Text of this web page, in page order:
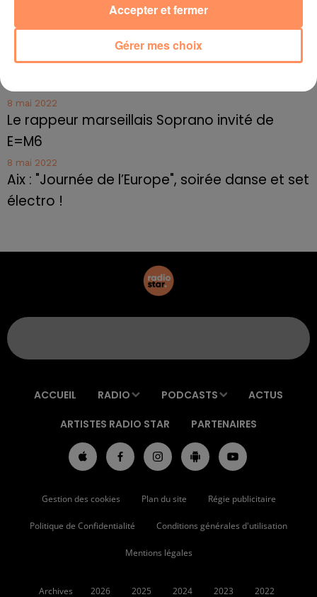
Cassis organise sa traditionnelle "Fête du vin"
Marseille : appel à témoins pour retrouver
8 mai 2022
Le rappeur marseillais Soprano invité de
E=M6
8 mai 2022
Aix : "Journée de l’Europe", soirée danse et set
électro !
ACCUEIL RADIO PODCASTS ACTUS
ARTISTES RADIO STAR PARTENAIRES
Gestion des cookies Plan du site Régie publicitaire
Politique de Confidentialité Conditions générales d'utilisation
Mentions légales
Archives 2026 2025 2024 2023 2022
Gérer mes choix
Accepter et fermer